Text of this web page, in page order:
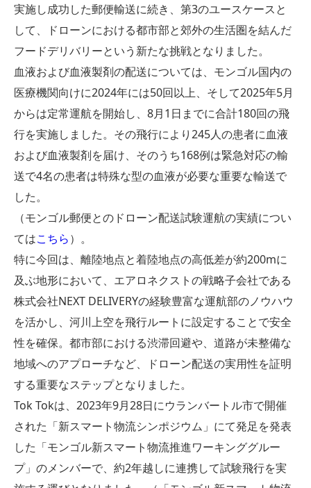
実施し成功した郵便輸送に続き、第3のユースケースと
して、ドローンにおける都市部と郊外の生活圏を結んだ
フードデリバリーという新たな挑戦となりました。
血液および血液製剤の配送については、モンゴル国内の
医療機関向けに2024年には50回以上、そして2025年5月
からは定常運航を開始し、8月1日までに合計180回の飛
行を実施しました。その飛行により245人の患者に血液
および血液製剤を届け、そのうち168例は緊急対応の輸
送で4名の患者は特殊な型の血液が必要な重要な輸送で
した。
（モンゴル郵便とのドローン配送試験運航の実績につい
てはこちら）。
特に今回は、離陸地点と着陸地点の高低差が約200mに
及ぶ地形において、エアロネクストの戦略子会社である
株式会社NEXT DELIVERYの経験豊富な運航部のノウハウ
を活かし、河川上空を飛行ルートに設定することで安全
性を確保。都市部における渋滞回避や、道路が未整備な
地域へのアプローチなど、ドローン配送の実用性を証明
する重要なステップとなりました。
Tok Tokは、2023年9月28日にウランバートル市で開催
された「新スマート物流シンポジウム」にて発足を発表
した「モンゴル新スマート物流推進ワーキンググルー
プ」のメンバーで、約2年越しに連携して試験飛行を実